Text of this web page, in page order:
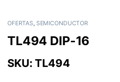
OFERTAS, SEMICONDUCTOR
TL494 DIP-16
SKU: TL494